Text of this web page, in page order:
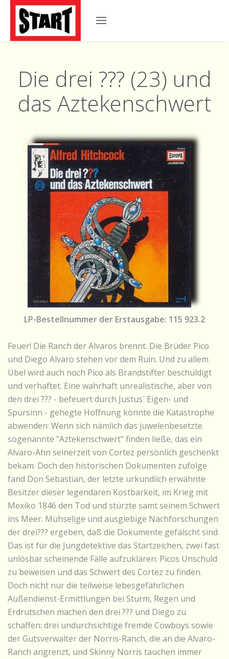
Die drei ??? (23) und
das Aztekenschwert
LP-Bestellnummer der Erstausgabe: 115 923.2
Feuer! Die Ranch der Alvaros brennt. Die Brüder Pico
und Diego Alvaro stehen vor dem Ruin. Und zu allem
Übel wird auch noch Pico als Brandstifter beschuldigt
und verhaftet. Eine wahrhaft unrealistische, aber von
den drei ??? - befeuert durch Justus´ Eigen- und
Spürsinn - gehegte Hoffnung könnte die Katastrophe
abwenden: Wenn sich nämlich das juwelenbesetzte
sogenannte "Aztekenschwert" finden ließe, das ein
Alvaro-Ahn seinerzeit von Cortez persönlich geschenkt
bekam. Doch den historischen Dokumenten zufolge
fand Don Sebastian, der letzte urkundlich erwähnte
Besitzer dieser legendären Kostbarkeit, im Krieg mit
Mexiko 1846 den Tod und stürzte samt seinem Schwert
ins Meer. Mühselige und ausgiebige Nachforschungen
der drei??? ergeben, daß die Dokumente gefälscht sind.
Das ist für die Jungdetektive das Startzeichen, zwei fast
unlösbar scheinende Fälle aufzuklären: Picos Unschuld
zu beweisen und das Schwert des Cortez zu finden.
Doch nicht nur die teilweise lebesgefährlichen
Außendienst-Ermittlungen bei Sturm, Regen und
Erdrutschen machen den drei ??? und Diego zu
schaffen: drei undurchsichtige fremde Cowboys sowie
der Gutsverwalter der Norris-Ranch, die an die Alvaro-
Ranch angrenzt, und Skinny Norris tauchen immer